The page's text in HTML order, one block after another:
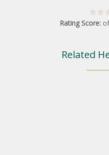
Rating Score:
Related